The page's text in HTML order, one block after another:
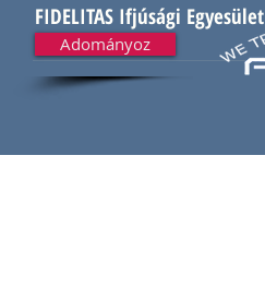
FIDELITAS Ifjúsági Egyesület
Adományoz